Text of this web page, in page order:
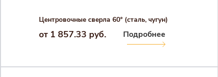
Центровочные сверла 60° (сталь, чугун)
от 1 857.33 руб. Подробнее